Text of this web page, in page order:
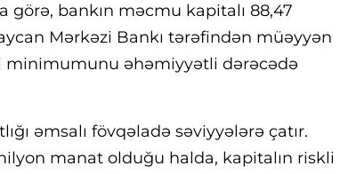
bankın məcmu kapitalı 88,47
Mərkəzi Bankı tərəfindən müəyyən
əhəmiyyətli dərəcədə
əmsalı fövqəladə səviyyələrə çatır.
manat olduğu halda, kapitalın riskli